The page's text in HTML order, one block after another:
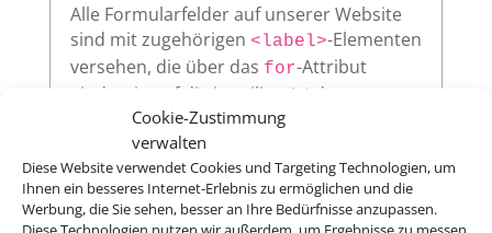
Cookie-Zustimmung
verwalten
Diese Website verwendet Cookies und Targeting Technologien, um
Ihnen ein besseres Internet-Erlebnis zu ermöglichen und die
Werbung, die Sie sehen, besser an Ihre Bedürfnisse anzupassen.
Diese Technologien nutzen wir außerdem, um Ergebnisse zu messen,
Alle Formularfelder auf unserer Website
sind mit zugehörigen <label>-Elementen
versehen, die über das for-Attribut
eindeutig auf die jeweilige
des
Eingabefeldes verweisen. Diese klare
Zuordnung verbessert die
Nutzerfreundlichkeit und sorgt dafür,
dass assistive Technologien wie
Screenreader die Beschriftungen korrekt